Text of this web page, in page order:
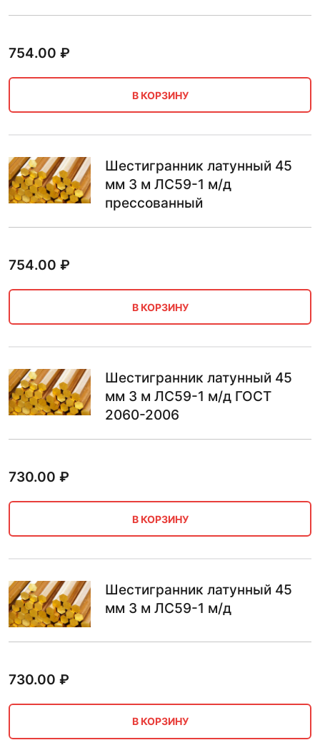
754.00 ₽
В КОРЗИНУ
Шестигранник латунный 45
мм 3 м ЛС59-1 м/д
прессованный
754.00 ₽
В КОРЗИНУ
Шестигранник латунный 45
мм 3 м ЛС59-1 м/д ГОСТ
2060-2006
730.00 ₽
В КОРЗИНУ
Шестигранник латунный 45
мм 3 м ЛС59-1 м/д
730.00 ₽
В КОРЗИНУ